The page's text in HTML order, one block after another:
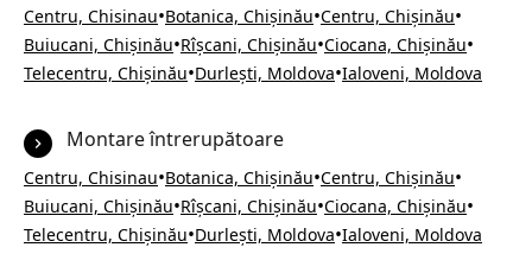
Centru, Chisinau•Botanica, Chișinău•Centru, Chișinău•
Buiucani, Chișinău•Rîșcani, Chișinău•Ciocana, Chișinău•
Telecentru, Chișinău•Durlești, Moldova•Ialoveni, Moldova
Montare întrerupătoare
Centru, Chisinau•Botanica, Chișinău•Centru, Chișinău•
Buiucani, Chișinău•Rîșcani, Chișinău•Ciocana, Chișinău•
Telecentru, Chișinău•Durlești, Moldova•Ialoveni, Moldova